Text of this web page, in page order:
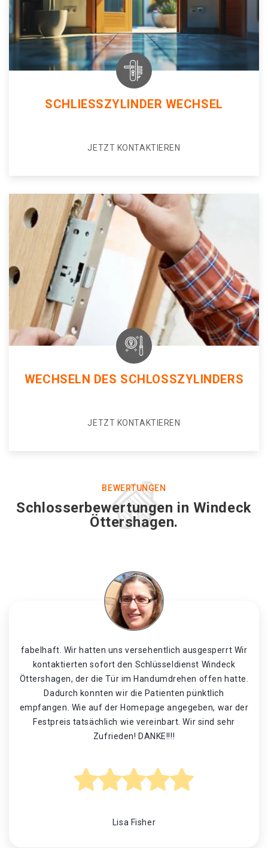
SCHLIESSZYLINDER WECHSEL
JETZT KONTAKTIEREN
WECHSELN DES SCHLOSSZYLINDERS
JETZT KONTAKTIEREN
BEWERTUNGEN
Schlosserbewertungen in Windeck
Öttershagen.
fabelhaft. Wir hatten uns versehentlich ausgesperrt Wir
kontaktierten sofort den Schlüsseldienst Windeck
Öttershagen, der die Tür im Handumdrehen offen hatte.
Dadurch konnten wir die Patienten pünktlich
empfangen. Wie auf der Homepage angegeben, war der
Festpreis tatsächlich wie vereinbart. Wir sind sehr
Zufrieden! DANKE!!!!
Lisa Fisher